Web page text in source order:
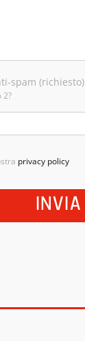
spam (richiesto)
2?
privacy policy